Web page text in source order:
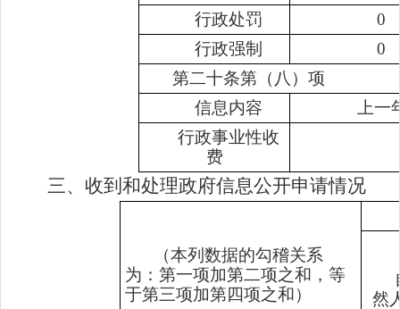
行政处罚
0
行政强制
0
第二十条第（八）项
信息内容
上
行政事业性收
费
三、收到和处理政府信息公开申请情况
（本列数据的勾稽关系
为：第一项加第二项之和，等
于第三项加第四项之和）
然